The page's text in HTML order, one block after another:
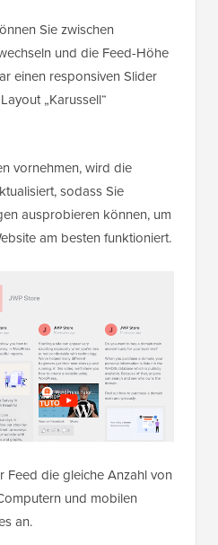
Sie zwischen
und die Feed-Höhe
einen responsiven Slider
„Karussell“
vornehmen, wird die
sodass Sie
ausprobieren können, um
am besten funktioniert.
die gleiche Anzahl von
und mobilen
an.